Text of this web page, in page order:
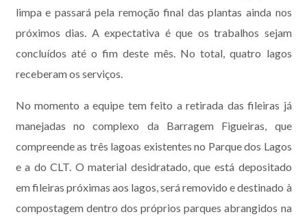
limpa e passará pela remoção final das plantas ainda nos
próximos dias. A expectativa é que os trabalhos sejam
concluídos até o fim deste mês. No total, quatro lagos
receberam os serviços.
No momento a equipe tem feito a retirada das fileiras já
manejadas no complexo da Barragem Figueiras, que
compreende as três lagoas existentes no Parque dos Lagos
e a do CLT. O material desidratado, que está depositado
em fileiras próximas aos lagos, será removido e destinado à
compostagem dentro dos próprios parques abrangidos na